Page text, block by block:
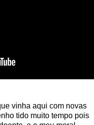
vinha aqui com novas
tido muito tempo pois